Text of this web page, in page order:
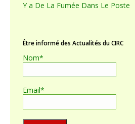
Y a De La Fumée Dans Le Poste
Être informé des Actualités du CIRC
Nom*
Email*